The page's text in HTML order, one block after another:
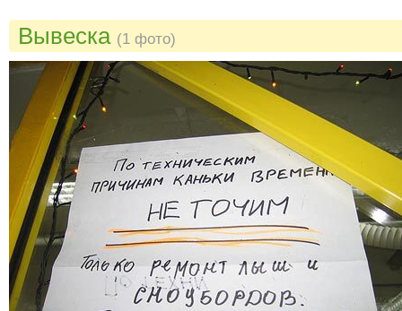
Вывеска (1 фото)